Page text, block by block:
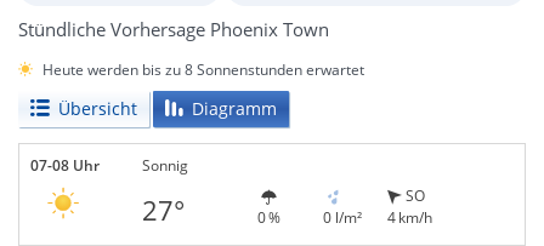
Stündliche Vorhersage Phoenix Town
Heute werden bis zu 8 Sonnenstunden erwartet
Übersicht Diagramm
07-08 Uhr Sonnig
27° 0 % 0 l/m²
SO
4 km/h